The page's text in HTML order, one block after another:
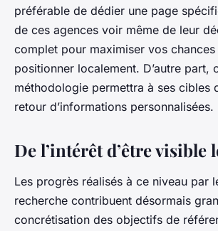
préférable de dédier une page
de ces agences voir même de leur
complet pour maximiser vos
positionner localement. D’autre part,
méthodologie permettra à ses cibles
retour d’informations personnalisées.
De l’intérêt d’être visible
Les progrès réalisés à ce niveau par
recherche contribuent désormais
concrétisation des objectifs de